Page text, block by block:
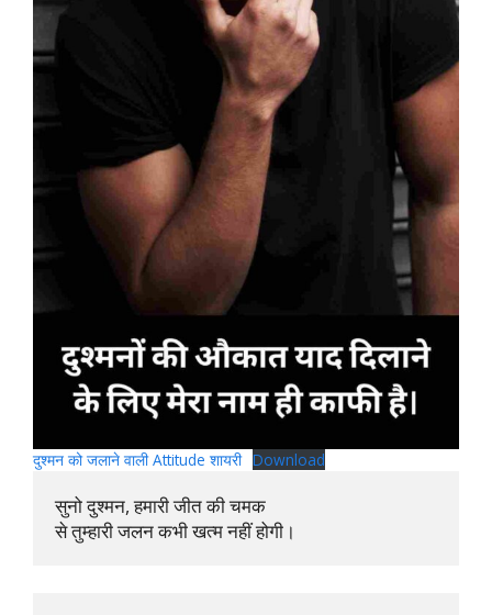
दुश्मन को जलाने वाली Attitude शायरी Download
सुनो दुश्मन, हमारी जीत की चमक
से तुम्हारी जलन कभी खत्म नहीं होगी।